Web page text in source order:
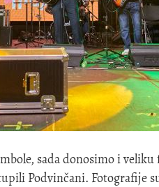
sada donosimo i
Podvinčani. Fotografije